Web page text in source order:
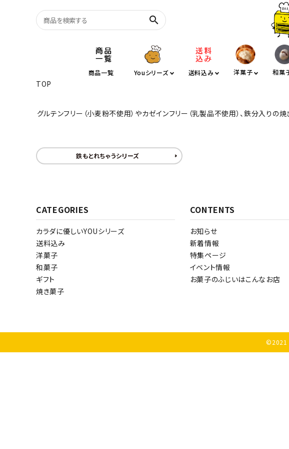
search
グルテンフリー
半月湖
商品一覧 Youシリーズ 送料込み 洋菓子 和菓
TOP
グルテンフリー（小麦粉不使用）やカゼインフリー（乳製品不使用）、鉄分入りの
鉄もとれちゃうシリーズ
カテゴリー
CATEGORIES
カラダに優しいYOUシリーズ
送料込み
洋菓子
和菓子
ギフト
焼き菓子
CONTENTS
お知らせ
新着情報
特集ページ
イベント情報
お菓子のふじいはこんなお店
©2021